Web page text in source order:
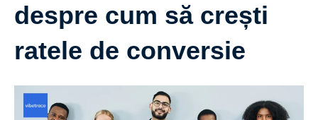
despre cum să crești
ratele de conversie